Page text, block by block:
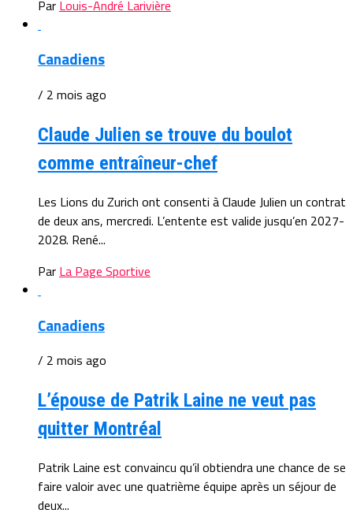
Par Louis-André Larivière
Canadiens
/ 2 mois ago
Claude Julien se trouve du boulot
comme entraîneur-chef
Les Lions du Zurich ont consenti à Claude Julien un contrat
de deux ans, mercredi. L’entente est valide jusqu’en 2027-
2028. René...
Par La Page Sportive
Canadiens
/ 2 mois ago
L’épouse de Patrik Laine ne veut pas
quitter Montréal
Patrik Laine est convaincu qu’il obtiendra une chance de se
faire valoir avec une quatrième équipe après un séjour de
deux...